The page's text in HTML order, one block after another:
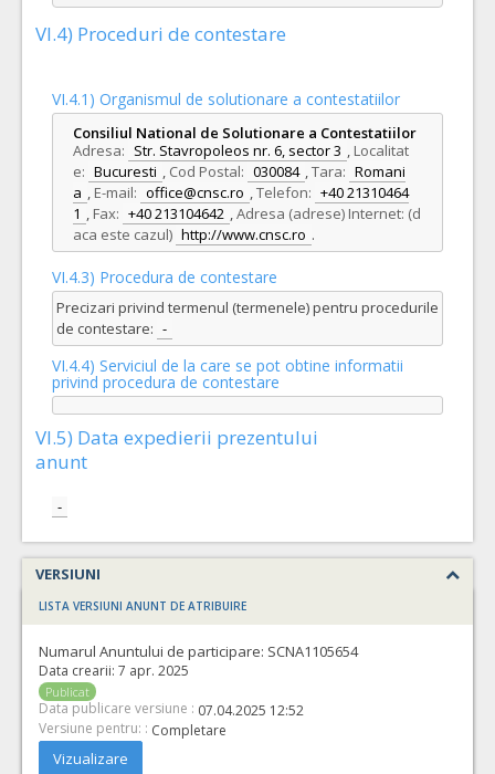
VI.4) Proceduri de contestare
VI.4.1) Organismul de solutionare a contestatiilor
Consiliul National de Solutionare a Contestatiilor
Adresa: Str. Stavropoleos nr. 6, sector 3 , Localitat
e: Bucuresti , Cod Postal: 030084 ,Tara: Romani
a , E-mail: office@cnsc.ro ,Telefon: +40 21310464
1 , Fax: +40 213104642 ,Adresa (adrese) Internet: (d
aca este cazul) http://www.cnsc.ro .
VI.4.3) Procedura de contestare
Precizari privind termenul (termenele) pentru procedurile
de contestare: -
VI.4.4) Serviciul de la care se pot obtine informatii
privind procedura de contestare
VI.5) Data expedierii prezentului
anunt
-
VERSIUNI
LISTA VERSIUNI ANUNT DE ATRIBUIRE
Numarul Anuntului de participare: SCNA1105654
Data crearii: 7 apr. 2025
Publicat
Data publicare versiune : 07.04.2025 12:52
Versiune pentru: : Completare
Vizualizare